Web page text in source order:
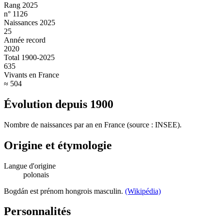
Rang 2025
n° 1126
Naissances 2025
25
Année record
2020
Total 1900-2025
635
Vivants en France
≈ 504
Évolution depuis 1900
Nombre de naissances par an en France (source : INSEE).
Origine et étymologie
Langue d'origine
polonais
Bogdán est prénom hongrois masculin. (Wikipédia)
Personnalités